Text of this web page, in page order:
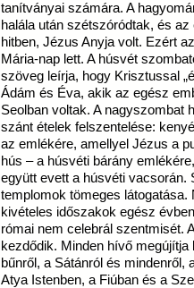
tanítványai számára. A
halála után szétszóródtak, és
hitben, Jézus Anyja volt. Ezért
Mária-nap lett. A húsvét
szöveg leírja, hogy Krisztussal
Ádám és Éva, akik az egész
Seolban voltak. A nagyszombat
szánt ételek felszentelése:
az emlékére, amellyel Jézus a
hús – a húsvéti bárány
együtt evett a húsvéti vacsorán.
templomok tömeges
kivételes időszakok egész
római nem celebrál szentmisét.
kezdődik. Minden hívő
bűnről, a Sátánról és
Atya Istenben, a Fiúban és a